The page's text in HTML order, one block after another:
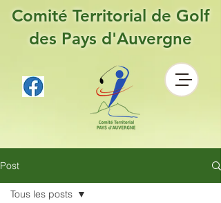
Comité Territorial de Golf
des Pays d'Auvergne
Post
Tous les posts